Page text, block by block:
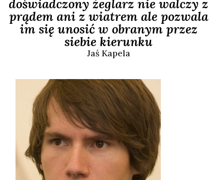
doświadczony żeglarz nie walczy z
prądem ani z wiatrem ale pozwala
im się unosić w obranym przez
siebie kierunku
JaśKapela